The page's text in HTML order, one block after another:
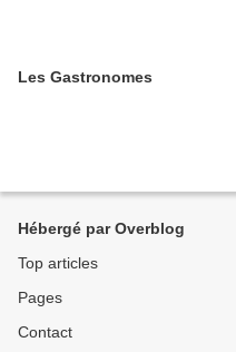
Les Gastronomes
Hébergé par Overblog
Top articles
Pages
Contact